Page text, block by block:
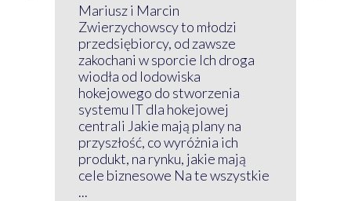
Mariusz i Marcin
Zwierzychowscy to młodzi
przedsiębiorcy, od zawsze
zakochani w sporcie Ich droga
wiodła od lodowiska
hokejowego do stworzenia
systemu IT dla hokejowej
centrali Jakie mają plany na
przyszłość, co wyróżnia ich
produkt, na rynku, jakie mają
cele biznesowe Na te wszystkie
...